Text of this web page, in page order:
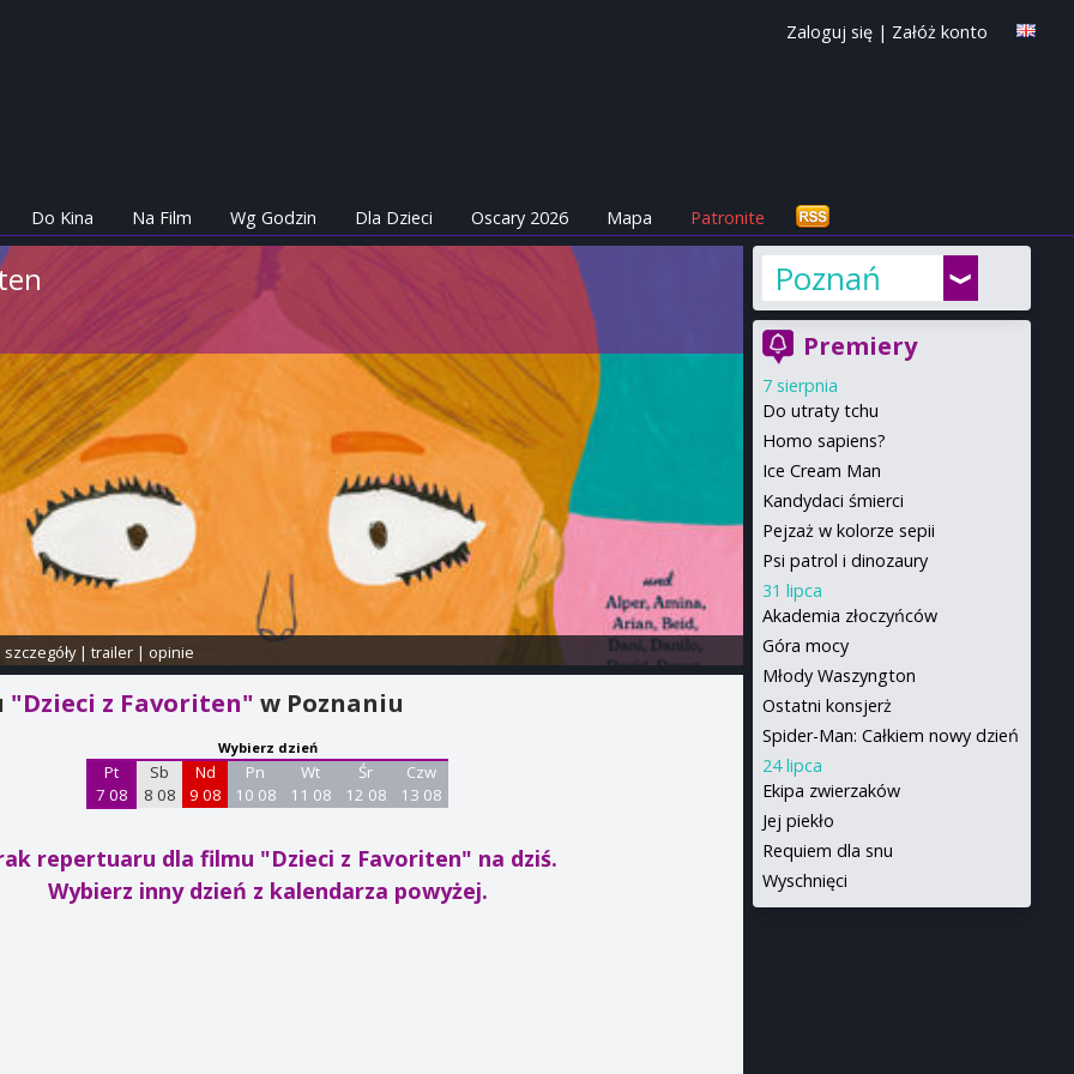
Zaloguj się | Załóż konto
Do Kina Na Film Wg Godzin Dla Dzieci Oscary 2026 Mapa Patronite
| trailer| opinie
"Dzieci z Favoriten"w Poznaniu
Wybierz dzień
Pt
7 08
Sb
8 08
Nd
9 08
Pn
10 08
Wt
11 08
Śr
12 08
Czw
13 08
repertuaru dla filmu "Dzieci z Favoriten" na dziś.
Wybierz inny dzień z kalendarza powyżej.
Poznań
Premiery
7 sierpnia
Do utraty tchu
Homo sapiens?
Ice Cream Man
Kandydaci śmierci
Pejzaż w kolorze sepii
Psi patrol i dinozaury
31 lipca
Akademia złoczyńców
Góra mocy
Młody Waszyngton
Ostatni konsjerż
Spider-Man: Całkiem nowy dzień
24 lipca
Ekipa zwierzaków
Jej piekło
Requiem dla snu
Wyschnięci